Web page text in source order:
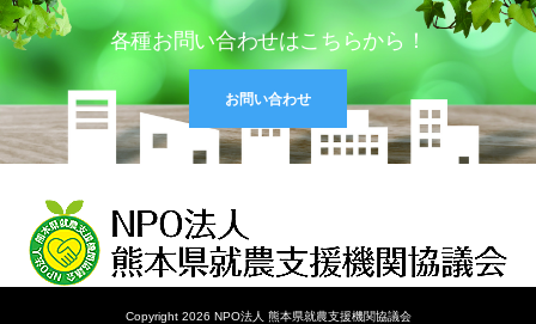
各種お問い合わせはこちらから！
お問い合わせ
Copyright 2026 NPO法人 熊本県就農支援機関協議会